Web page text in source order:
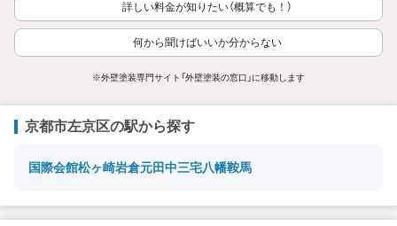
詳しい料金が知りたい（概算でも！）
何から聞けばいいか分からない
※外壁塗装専門サイト「外壁塗装の窓口」に移動します
京都市左京区の駅から探す
国際会館松ヶ崎岩倉元田中三宅八幡鞍馬